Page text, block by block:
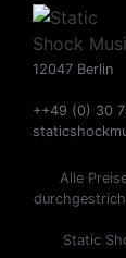
12047 Berlin
++49 (0) 30
Alle
Static